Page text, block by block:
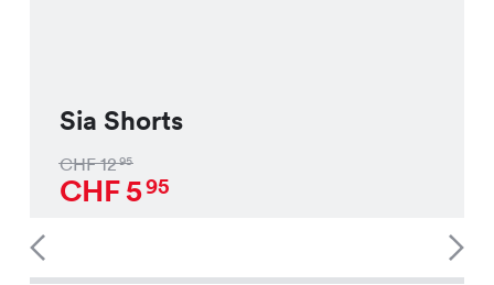
Sia Shorts
CHF1295
CHF595